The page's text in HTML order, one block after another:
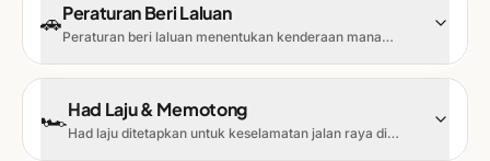
🚗Peraturan Beri Laluan
Peraturan beri laluan menentukan kenderaan mana
KPP01.
🏎️Had Laju & Memotong
Had laju ditetapkan untuk keselamatan jalan raya di